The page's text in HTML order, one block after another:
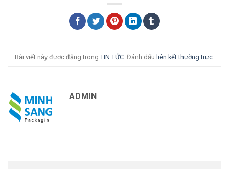
Bài viết này được đăng trong TIN TỨC. Đánh dấu liên kết thường trực.
ADMIN